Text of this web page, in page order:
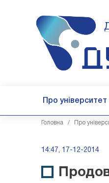
Про університет
Головна / Про
14:47, 17-12-2014